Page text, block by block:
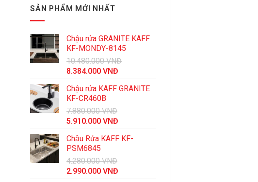
SẢN PHẨM MỚI NHẤT
Chậu rửa GRANITE KAFF
KF-MONDY-8145
10.480.000VNĐ
Giá
là:
10.480.000 VNĐ.
8.384.000 VNĐ
tại
Chậu rửa KAFF GRANITE
KF-CR460B
7.880.000VNĐ
Giá
là:
7.880.000 VNĐ.
5.910.000 VNĐ
tại
Chậu Rửa KAFF KF-
PSM6845
4.280.000VNĐ
Giá
2.990.000 VNĐ